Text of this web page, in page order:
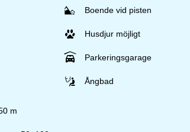
Boende vid pisten
Husdjur möjligt
Parkeringsgarage
Ångbad
m